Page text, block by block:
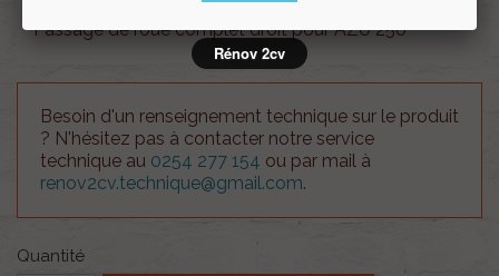
Passage de roue complet droit pour AZU 250
Besoin d'un renseignement technique sur le produit
? N'hésitez pas à contacter notre service
technique au 0254 277 154 ou par mail à
renov2cv.technique@gmail.com.
Quantité
Rénov 2cv